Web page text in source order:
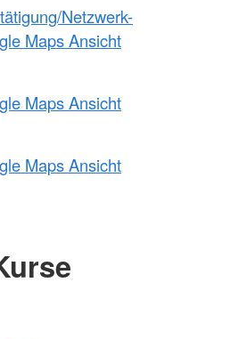
Netzwerk-
Maps Ansicht
Maps Ansicht
Maps Ansicht